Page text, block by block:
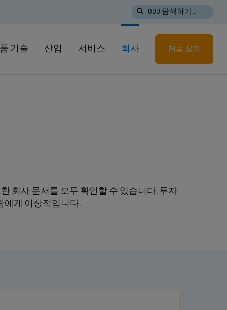
ODU 탐색하기...
기술 산업 서비스 회사 제품 찾기
회사 문서를 모두 확인할 수 있습니다. 투자
에게 이상적입니다.